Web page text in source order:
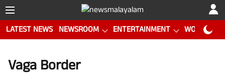
LATEST NEWS NEWSROOM ENTERTAINMENT WORLD CUP
Vaga Border